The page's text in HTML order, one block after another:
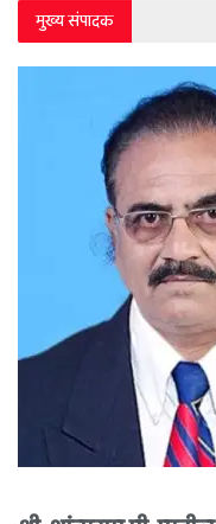
मुख्य संपादक